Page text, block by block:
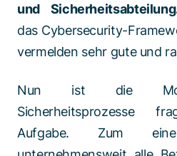
und
das Cybersecurity-
vermelden sehr gute und
Nun ist die
Sicherheitsprozesse
Aufgabe. Zum